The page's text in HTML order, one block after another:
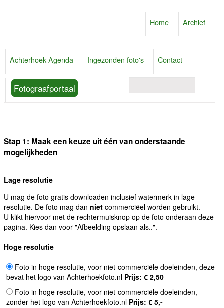
Home Archief
Achterhoek Agenda Ingezonden foto's Contact
Fotograafportaal
Stap 1: Maak een keuze uit één van onderstaande
mogelijkheden
Lage resolutie
U mag de foto gratis downloaden inclusief watermerk in lage
resolutie. De foto mag dan niet commerciëel worden gebruikt.
U klikt hiervoor met de rechtermuisknop op de foto onderaan deze
pagina. Kies dan voor "Afbeelding opslaan als..".
Hoge resolutie
Foto in hoge resolutie, voor niet-commerciële doeleinden, deze
bevat het logo van Achterhoekfoto.nl Prijs: € 2,50
Foto in hoge resolutie, voor niet-commerciële doeleinden,
zonder het logo van Achterhoekfoto.nl Prijs: € 5,-